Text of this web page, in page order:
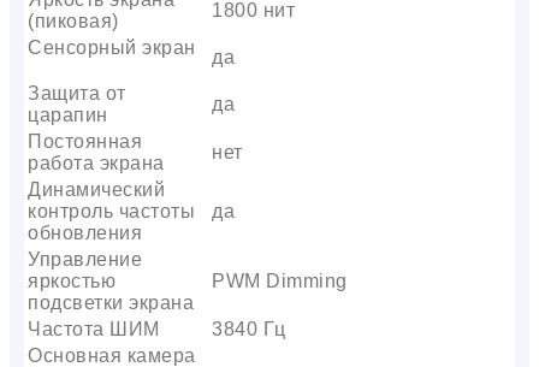
(пиковая)
1800 нит
Сенсорный экран
да
Защита от
царапин
да
Постоянная
работа экрана
нет
Динамический
контроль частоты
обновления
да
Управление
яркостью
подсветки экрана
PWM Dimming
Частота ШИМ
3840 Гц
Основная камера